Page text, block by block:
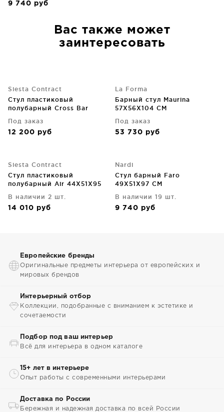
9 740 руб
Вас также может
заинтересовать
Siesta Contract
Стул пластиковый
полубарный Cross Bar
Под заказ
12 200 руб
La Forma
Барный стул Maurina
57X56X104 CM
Под заказ
53 730 руб
Siesta Contract
Стул пластиковый
полубарный Air 44X51X95
В наличии 2 шт.
14 010 руб
Nardi
Стул барный Faro
49X51X97 CM
В наличии 19 шт.
9 740 руб
Европейские бренды
Оригинальные предметы интерьера от европейских и
мировых брендов
Интерьерный отбор
Коллекции, подобранные с вниманием к эстетике и
сочетаемости
Подбор под ваш интерьер
Всё для интерьера в одном каталоге
15+ лет в интерьере
Опыт работы с современными интерьерами
Доставка по России
Бережная и надежная доставка по всей России